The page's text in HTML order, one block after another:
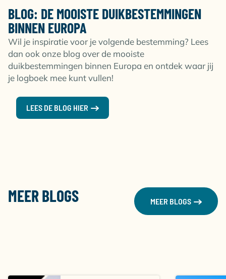
BLOG: DE MOOISTE DUIKBESTEMMINGEN
BINNEN EUROPA
Wil je inspiratie voor je volgende bestemming? Lees
dan ook onze blog over de mooiste
duikbestemmingen binnen Europa en ontdek waar jij
je logboek mee kunt vullen!
LEES DE BLOG HIER
MEER BLOGS MEER BLOGS